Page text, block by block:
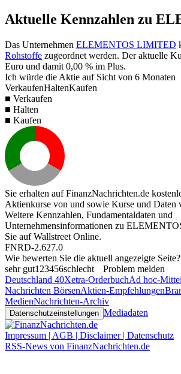
Aktuelle Kennzahlen zu
Das Unternehmen ELEMENTOS LIMITED
Rohstoffe zugeordnet werden. Der aktuelle
Euro und damit 0,00 % im Plus.
Ich würde die Aktie auf Sicht von 6 Monaten
VerkaufenHaltenKaufen
■ Verkaufen
■ Halten
■ Kaufen
Sie erhalten auf FinanzNachrichten.de
Aktienkurse von und sowie Kurse und Daten
Weitere Kennzahlen, Fundamentaldaten und
Unternehmensinformationen zu
Sie aufWallstreet Online.
FNRD-2.627.0
Wie bewerten Sie die aktuell angezeigte Seite?
sehr gut1 23456schlecht
Problem melden
Deutschland 40Xetra-OrderbuchAd hoc-
Nachrichten BörsenAktien-Empfehlungen
MedienNachrichten-Archiv
Datenschutzeinstellungen Mediadaten
Impressum | AGB | Disclaimer | Datenschutz
RSS-News von FinanzNachrichten.de